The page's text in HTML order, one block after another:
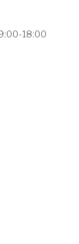
18:00